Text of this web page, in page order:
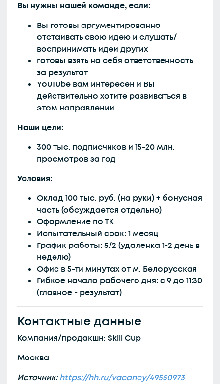
Вы нужны нашей команде, если:
Вы готовы аргументированно
отстаивать свою идею и слушать/
воспринимать идеи других
готовы взять на себя ответственность
за результат
YouTube вам интересен и Вы
действительно хотите развиваться в
этом направлении
Наши цели:
300 тыс. подписчиков и 15-20 млн.
просмотров за год
Условия:
Оклад 100 тыс. руб. (на руки) + бонусная
часть (обсуждается отдельно)
Оформление по ТК
Испытательный срок: 1 месяц
График работы: 5/2 (удаленка 1-2 день в
неделю)
Офис в 5-ти минутах от м. Белорусская
Гибкое начало рабочего дня: с 9 до 11:30
(главное - результат)
Контактные данные
Компания/продакшн: Skill Cup
Москва
Источник:https://hh.ru/vacancy/49550973